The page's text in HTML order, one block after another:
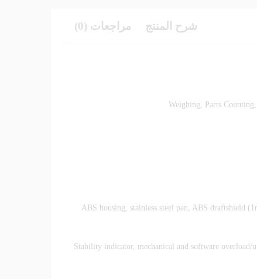
شرح المنتج مراجعات (0)
Weighing, Parts
ABS housing, stainless steel pan, ABS draftshield
Stability indicator, mechanical and software